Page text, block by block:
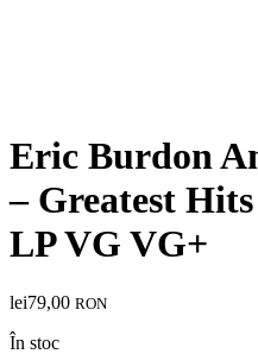
Eric Burdon
– Greatest
LP VG VG+
lei79,00 RON
În stoc